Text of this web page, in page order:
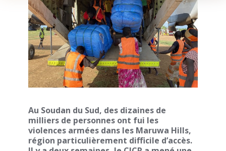
Au Soudan du Sud, des dizaines de
milliers de personnes ont fui les
violences armées dans les Maruwa Hills,
région particulièrement difficile d’accès.